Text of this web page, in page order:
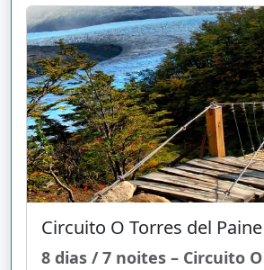
Circuito O Torres del Paine
8 dias / 7 noites – Circuito